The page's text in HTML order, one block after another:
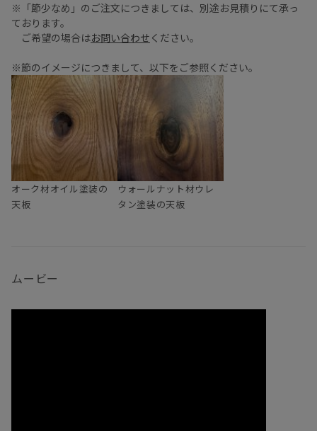
※「節少なめ」のご注文につきましては、別途お見積りにて承っ
ております。
ご希望の場合はお問い合わせ ください。
※節のイメージにつきまして、以下をご参照ください。
オーク材オイル塗装の
天板
ウォールナット材ウレ
タン塗装の天板
ムービー